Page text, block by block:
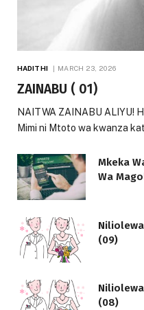
HADITHI MARCH 23, 2026
ZAINABU ( 01)
NAITWA ZAINABU ALIYU!
Mimi ni Mtoto wa kwanza
Mkeka
Wa
Niliolewa
(09)
Niliolewa
(08)